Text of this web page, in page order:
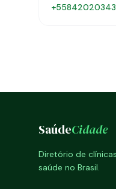
SaúdeCidade
Diretório de
saúde no Brasil.